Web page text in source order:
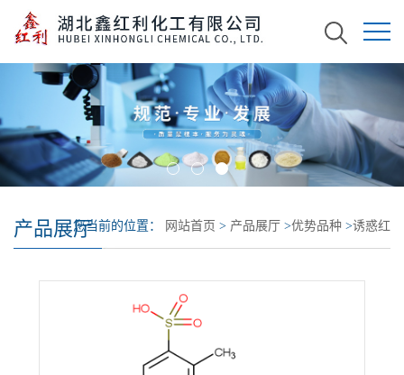
产品展厅您当前的位置： 网站首页 > 产品展厅 >优势品种 >诱惑红